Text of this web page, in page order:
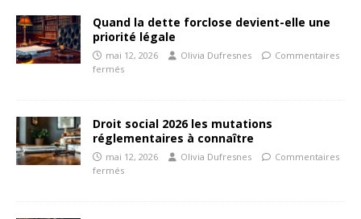
Quand la dette forclose devient-elle une
priorité légale
mai 12, 2026 Olivia Dufresnes
Commentaires
fermés
Droit social 2026 les mutations
réglementaires à connaître
mai 12, 2026 Olivia Dufresnes
Commentaires
fermés